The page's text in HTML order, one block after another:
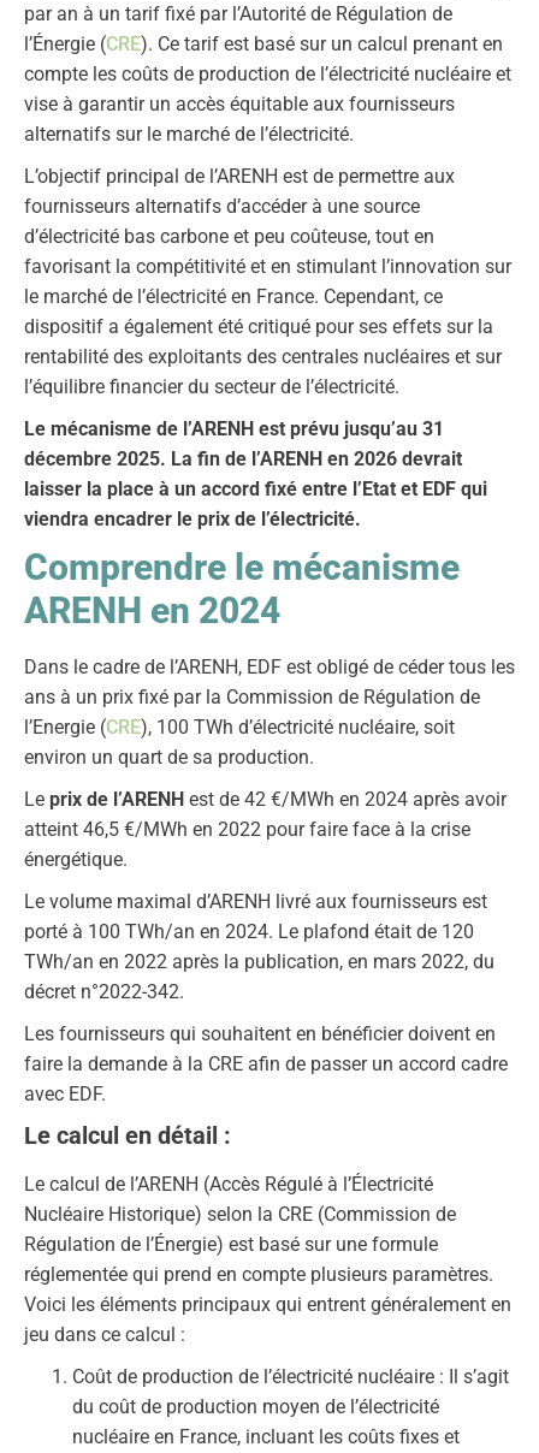
par an à un tarif fixé par l’Autorité de Régulation de
l’Énergie (CRE). Ce tarif est basé sur un calcul prenant en
compte les coûts de production de l’électricité nucléaire et
vise à garantir un accès équitable aux fournisseurs
alternatifs sur le marché de l’électricité.
L’objectif principal de l’ARENH est de permettre aux
fournisseurs alternatifs d’accéder à une source
d’électricité bas carbone et peu coûteuse, tout en
favorisant la compétitivité et en stimulant l’innovation sur
le marché de l’électricité en France. Cependant, ce
dispositif a également été critiqué pour ses effets sur la
rentabilité des exploitants des centrales nucléaires et sur
l’équilibre financier du secteur de l’électricité.
Le mécanisme de l’ARENH est prévu jusqu’au 31
décembre 2025. La fin de l’ARENH en 2026 devrait
laisser la place à un accord fixé entre l’Etat et EDF qui
viendra encadrer le prix de l’électricité.
Comprendre le mécanisme
ARENH en 2024
Dans le cadre de l’ARENH, EDF est obligé de céder tous les
ans à un prix fixé par la Commission de Régulation de
l’Energie (CRE), 100 TWh d’électricité nucléaire, soit
environ un quart de sa production.
Le prix de l’ARENH est de 42 €/MWh en 2024 après avoir
atteint 46,5 €/MWh en 2022 pour faire face à la crise
énergétique.
Le volume maximal d’ARENH livré aux fournisseurs est
porté à 100 TWh/an en 2024. Le plafond était de 120
TWh/an en 2022 après la publication, en mars 2022, du
décret n°2022-342.
Les fournisseurs qui souhaitent en bénéficier doivent en
faire la demande à la CRE afin de passer un accord cadre
avec EDF.
Le calcul en détail :
Le calcul de l’ARENH (Accès Régulé à l’Électricité
Nucléaire Historique) selon la CRE (Commission de
Régulation de l’Énergie) est basé sur une formule
réglementée qui prend en compte plusieurs paramètres.
Voici les éléments principaux qui entrent généralement en
jeu dans ce calcul :
Coût de production de l’électricité nucléaire : Il s’agit
du coût de production moyen de l’électricité
nucléaire en France, incluant les coûts fixes et